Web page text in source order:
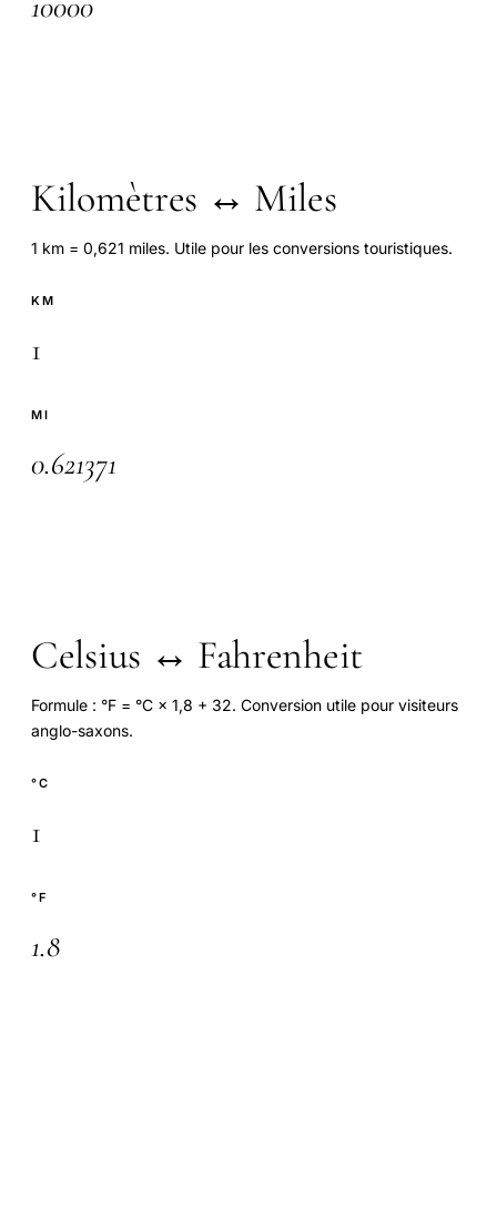
Kilomètres ↔ Miles
1 km = 0,621 miles. Utile pour les conversions touristiques.
KM
MI
Celsius ↔ Fahrenheit
Formule : °F = °C × 1,8 + 32. Conversion utile pour visiteurs
anglo-saxons.
°C
°F